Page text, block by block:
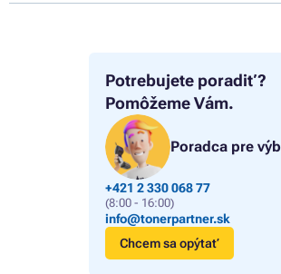
Potrebujete poradiť?
Pomôžeme Vám.
Poradca pre
+421 2 330 068 77
(8:00 - 16:00)
info@tonerpartner.sk
Chcem sa opýtať